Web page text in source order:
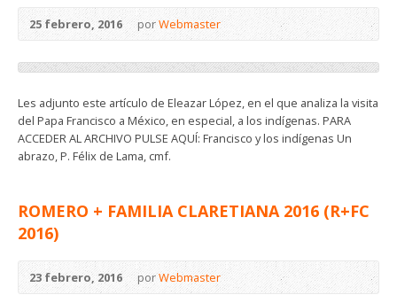
25 febrero, 2016 porWebmaster
Les adjunto este artículo de Eleazar López, en el que analiza la visita
del Papa Francisco a México, en especial, a los indígenas. PARA
ACCEDER AL ARCHIVO PULSE AQUÍ: Francisco y los indígenas Un
abrazo, P. Félix de Lama, cmf.
ROMERO + FAMILIA CLARETIANA 2016 (R+FC
2016)
23 febrero, 2016 porWebmaster